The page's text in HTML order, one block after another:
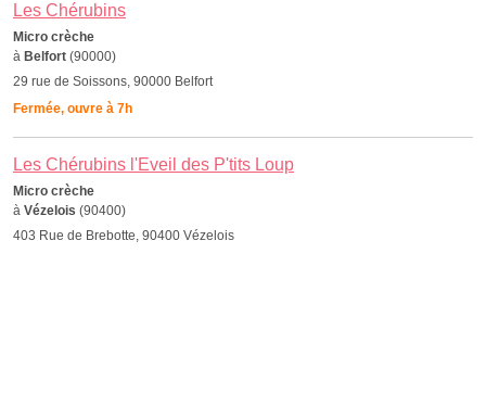
Les Chérubins
Micro crèche
à Belfort (90000)
29 rue de Soissons, 90000 Belfort
Fermée, ouvre à 7h
Les Chérubins l'Eveil des P'tits Loup
Micro crèche
à Vézelois (90400)
403 Rue de Brebotte, 90400 Vézelois